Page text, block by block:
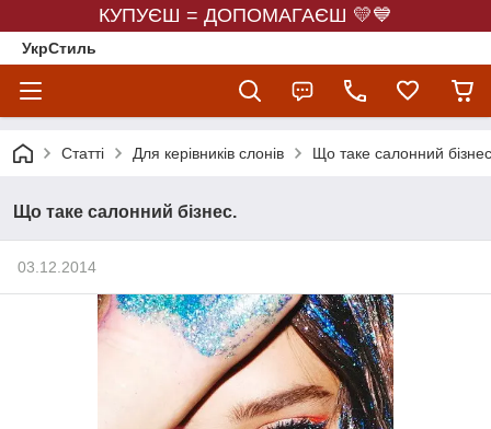
КУПУЄШ = ДОПОМАГАЄШ 💛💙
УкрСтиль
Статті Для керівників слонів Що таке салонний
Що таке салонний бізнес.
03.12.2014